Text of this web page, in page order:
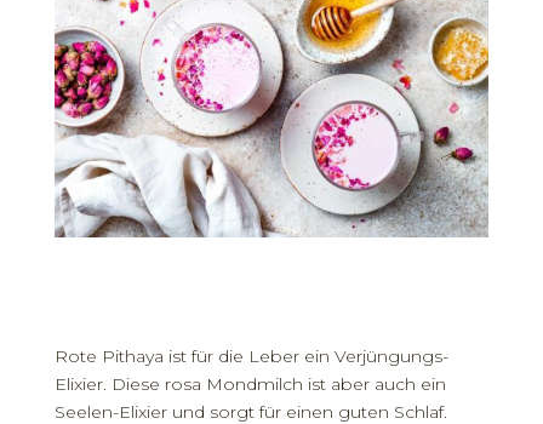
Rote Pithaya ist für die Leber ein Verjüngungs-
Elixier. Diese rosa Mondmilch ist aber auch ein
Seelen-Elixier und sorgt für einen guten Schlaf.